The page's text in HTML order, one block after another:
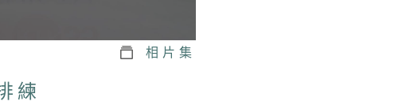
相片集
練